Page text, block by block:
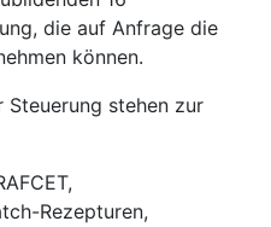
die auf Anfrage die
können.
stehen zur
Rezepturen,